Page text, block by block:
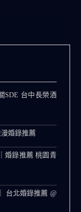
SDE 台中長榮酒
婚錄推薦
婚錄推薦 桃園青
台北婚錄推薦 @